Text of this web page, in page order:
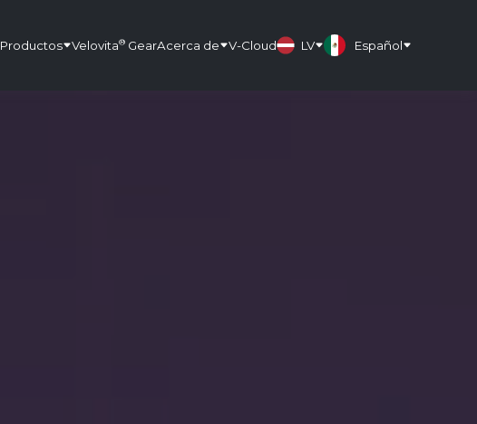
Productos Velovita® GearAcerca de V-Cloud LV Español